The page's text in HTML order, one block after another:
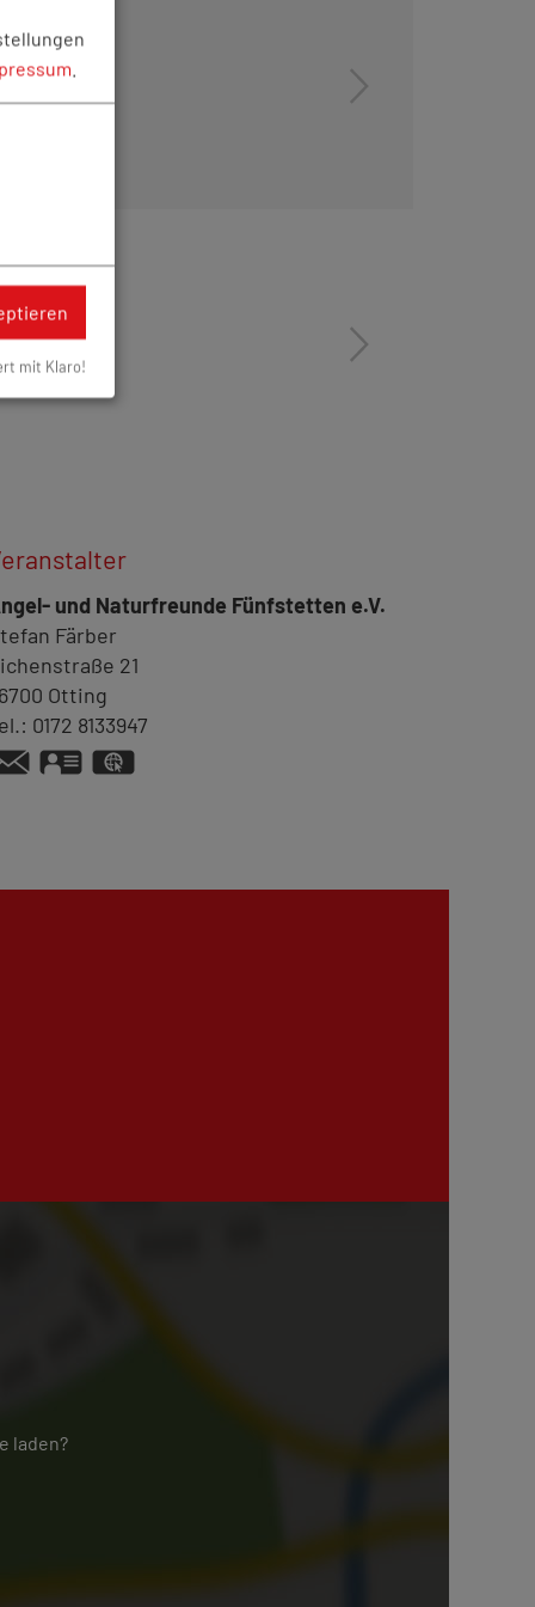
und Naturfreunde Fünfstetten e.V.
Färber
21
Otting
0172 8133947
vCard
laden?
mit Klaro!